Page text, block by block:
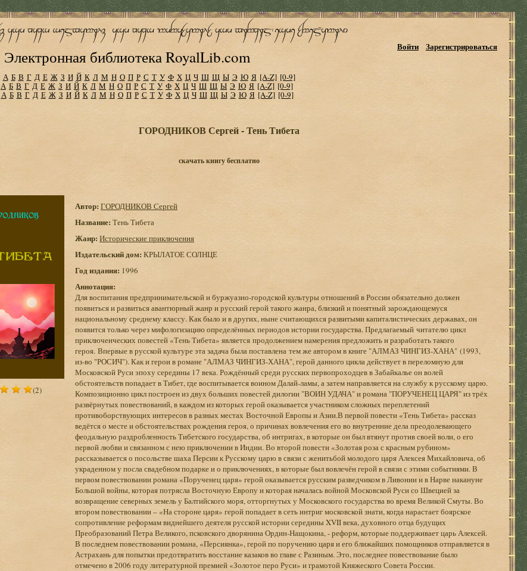
Электронная библиотека RoyalLib.com
Войти Зарегистрироваться
А Б В Г Д Е Ж З И Й К Л М Н О П Р С Т У Ф Х Ц Ч Ш Щ Ы Э Ю Я [A-Z] [0-9]
А Б В Г Д Е Ж З И Й К Л М Н О П Р С Т У Ф Х Ц Ч Ш Щ Ы Э Ю Я [A-Z] [0-9]
А Б В Г Д Е Ж З И Й К Л М Н О П Р С Т У Ф Х Ц Ч Ш Щ Ы Э Ю Я [A-Z] [0-9]
ГОРОДНИКОВ Сергей - Тень Тибета
скачать книгу бесплатно
(2)
Автор: ГОРОДНИКОВ Сергей
Название: Тень Тибета
Жанр: Исторические приключения
Издательский дом: КРЫЛАТОЕ СОЛНЦЕ
Год издания: 1996
Аннотация:
Для воспитания предпринимательской и буржуазно-городской культуры отношений в России обязательно должен
появиться и развиться авантюрный жанр и русский герой такого жанра, близкий и понятный зарождающемуся
национальному среднему классу. Как было и в других, ныне считающихся развитыми капиталистических державах, он
появится только через мифологизацию определённых периодов истории государства. Предлагаемый читателю цикл
приключенческих повестей «Тень Тибета» является продолжением намерения предложить и разработать такого
героя. Впервые в русской культуре эта задача была поставлена тем же автором в книге "АЛМАЗ ЧИНГИЗ-ХАНА" (1993,
из-во "РОСИЧ"). Как и герои в романе "АЛМАЗ ЧИНГИЗ-ХАНА", герой данного цикла действует в переломную для
Московской Руси эпоху середины 17 века. Рождённый среди русских первопроходцев в Забайкалье он волей
обстоятельств попадает в Тибет, где воспитывается воином Далай-ламы, а затем направляется на службу к русскому царю.
Композиционно цикл построен из двух больших повестей дилогии "ВОИН УДАЧА" и романа "ПОРУЧЕНЕЦ ЦАРЯ" из трёх
развёрнутых повествований, в каждом из которых герой оказывается участником сложных переплетений
противоборствующих интересов в разных местах Восточной Европы и Азии.В первой повести «Тень Тибета» рассказ
ведётся о месте и обстоятельствах рождения героя, о причинах вовлечения его во внутренние дела преодолевающего
феодальную раздробленность Тибетского государства, об интригах, в которые он был втянут против своей воли, о его
первой любви и связанном с нею приключении в Индии. Во второй повести «Золотая роза с красным рубином»
рассказывается о посольстве шаха Персии к Русскому царю в связи с женитьбой молодого царя Алексея Михайловича, об
украденном у посла свадебном подарке и о приключениях, в которые был вовлечён герой в связи с этими событиями. В
первом повествовании романа «Порученец царя» герой оказывается русским разведчиком в Ливонии и в Нарве накануне
Большой войны, которая потрясла Восточную Европу и которая началась войной Московской Руси со Швецией за
возвращение северных земель у Балтийского моря, отторгнутых у Московского государства во время Великой Смуты. Во
втором повествовании – «На стороне царя» герой попадает в сеть интриг московской знати, когда нарастает боярское
сопротивление реформам виднейшего деятеля русской истории середины XVII века, духовного отца будущих
Преобразований Петра Великого, псковского дворянина Ордин-Нащокина, - реформ, которые поддерживает царь Алексей.
В последнем повествовании романа, «Персиянка», герой по поручению царя и его ближайших помощников отправляется в
Астрахань для попытки предотвратить восстание казаков во главе с Разиным. Это, последнее повествование было
отмечено в 2006 году литературной премией «Золотое перо Руси» и грамотой Княжеского Совета России.